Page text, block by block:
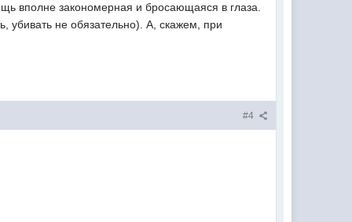
вполне закономерная и бросающаяся в глаза.
убивать не обязательно). А, скажем, при
#4